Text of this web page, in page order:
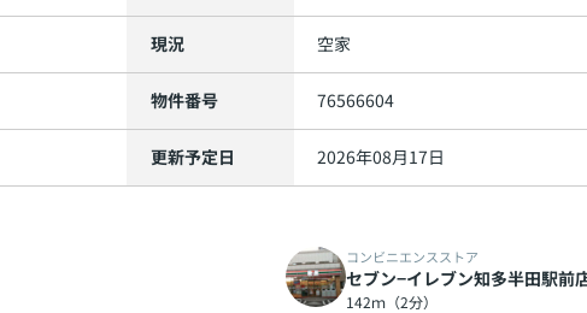
現況 空家
物件番号 76566604
更新予定日 2026年08月17日
コンビニエンスストア
セブン−イレブン知多半田駅前
142ｍ（2分）